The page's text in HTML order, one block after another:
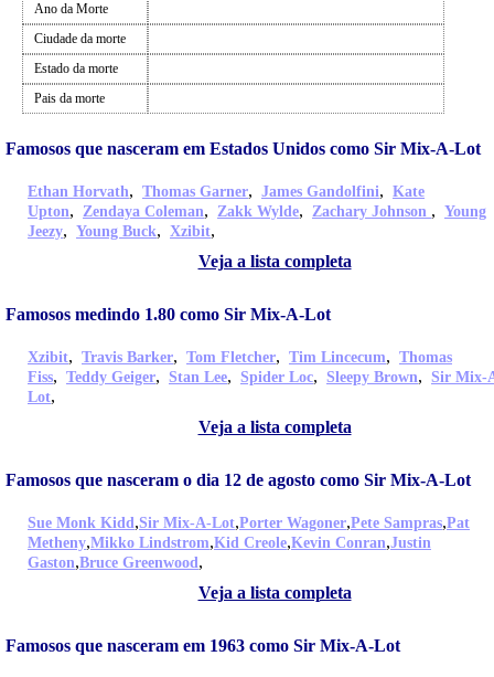
Ano da Morte
Ciudade da morte
Estado da morte
Pais da morte
Famosos que nasceram em Estados Unidos como Sir Mix-A-Lot
Ethan Horvath, Thomas Garner, James Gandolfini, Kate
Upton, Zendaya Coleman, Zakk Wylde, Zachary Johnson , Young
Jeezy, Young Buck, Xzibit,
Veja a lista completa
Famosos medindo 1.80 como Sir Mix-A-Lot
Xzibit, Travis Barker, Tom Fletcher, Tim Lincecum, Thomas
Fiss, Teddy Geiger, Stan Lee, Spider Loc, Sleepy Brown, Sir Mix-
Lot,
Veja a lista completa
Famosos que nasceram o dia 12 de agosto como Sir Mix-A-Lot
Sue Monk Kidd,Sir Mix-A-Lot,Porter Wagoner,Pete Sampras,Pat
Metheny,Mikko Lindstrom,Kid Creole,Kevin Conran,Justin
Gaston,Bruce Greenwood,
Veja a lista completa
Famosos que nasceram em 1963 como Sir Mix-A-Lot